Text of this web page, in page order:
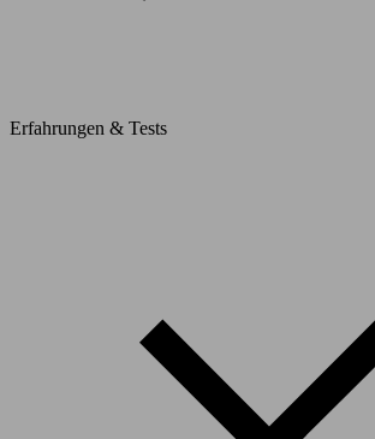
Erfahrungen & Tests